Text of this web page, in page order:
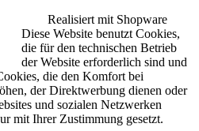
Realisiert mit Shopware
Diese Website benutzt Cookies,
die für den technischen Betrieb
der Website erforderlich sind und
die den Komfort bei
der Direktwerbung dienen oder
und sozialen Netzwerken
mit Ihrer Zustimmung gesetzt.